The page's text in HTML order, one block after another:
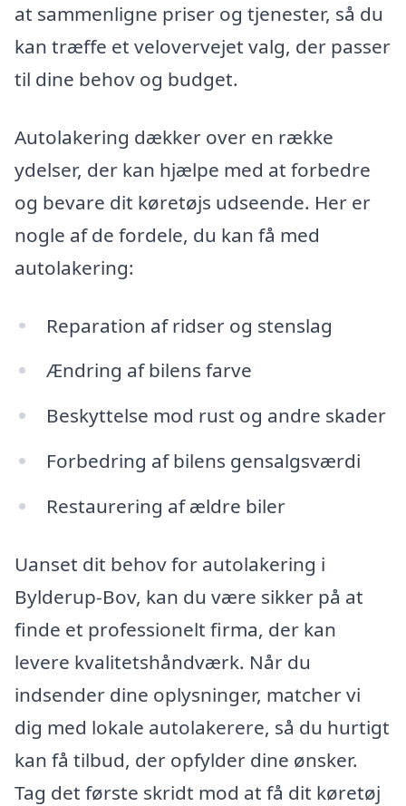
at sammenligne priser og tjenester, så du
kan træffe et velovervejet valg, der passer
til dine behov og budget.
Autolakering dækker over en række
ydelser, der kan hjælpe med at forbedre
og bevare dit køretøjs udseende. Her er
nogle af de fordele, du kan få med
autolakering:
Reparation af ridser og stenslag
Ændring af bilens farve
Beskyttelse mod rust og andre skader
Forbedring af bilens gensalgsværdi
Restaurering af ældre biler
Uanset dit behov for autolakering i
Bylderup-Bov, kan du være sikker på at
finde et professionelt firma, der kan
levere kvalitetshåndværk. Når du
indsender dine oplysninger, matcher vi
dig med lokale autolakerere, så du hurtigt
kan få tilbud, der opfylder dine ønsker.
Tag det første skridt mod at få dit køretøj